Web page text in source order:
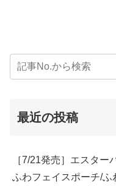
最近の投稿
［7/21発売］エスター
ふわフェイスポーチ/